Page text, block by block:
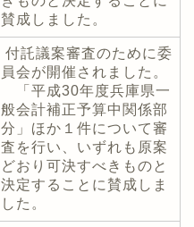
賛成しました。
付託議案審査のために委
員会が開催されました。
「平成30年度兵庫県一
般会計補正予算中関係部
分」ほか１件について審
査を行い、いずれも原案
どおり可決すべきものと
決定することに賛成しま
した。